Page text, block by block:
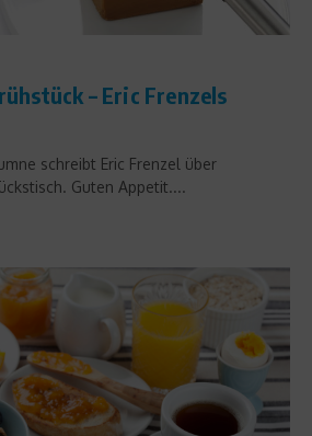
– Eric Frenzels
schreibt Eric Frenzel über
Guten Appetit....